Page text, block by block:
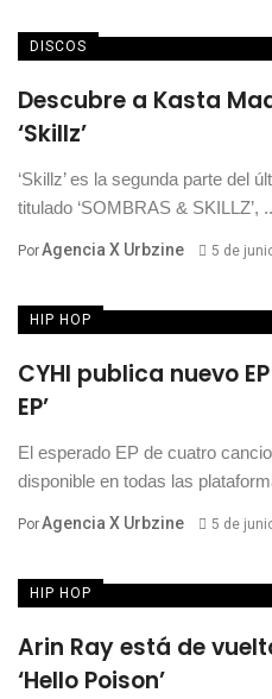
DISCOS
Descubre a Kasta
‘Skillz’
‘Skillz’ es la segunda parte del
titulado ‘SOMBRAS & SKILLZ’,
PorAgencia X Urbzine 5 de
HIP HOP
CYHI publica nuevo EP
EP’
El esperado EP de cuatro
disponible en todas las
PorAgencia X Urbzine 5 de
HIP HOP
Arin Ray está de
‘Hello Poison’